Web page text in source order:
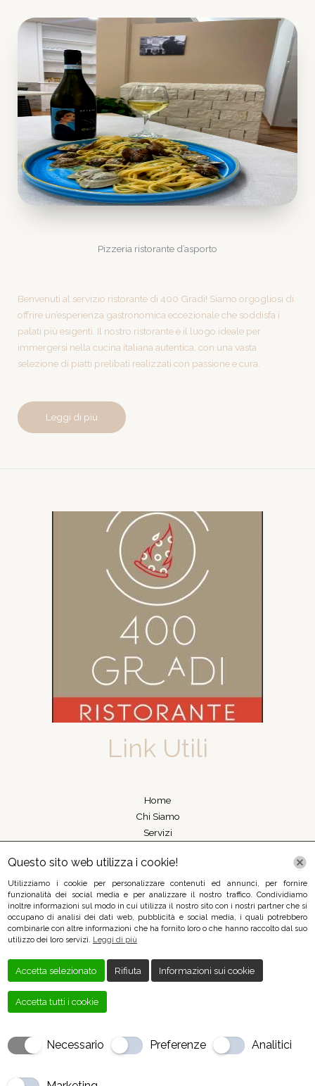
Pizzeria ristorante d’asporto
Benvenuti al servizio ristorante di 400 Gradi! Siamo orgogliosi di
offrire un’esperienza gastronomica eccezionale che soddisfa i
palati più esigenti. Il nostro ristorante è il luogo ideale per
immergersi nella cucina italiana autentica, con una vasta
selezione di piatti prelibati realizzati con passione e cura.
Leggi di più
Link Utili
Home
Chi Siamo
Servizi
Contatti
Contattaci
Telefono: +390932757288
Indirizzo: Viale Europa, 97016 Pozzallo RG, Italia
Cookie Policy
Creato da Local Web – Agenzia Web Marketing Milano
Questo sito web utilizza i cookie!
Utilizziamo i cookie per personalizzare contenuti ed annunci, per fornire
funzionalità dei social media e per analizzare il nostro traffico. Condividiamo
inoltre informazioni sul modo in cui utilizza il nostro sito con i nostri partner che si
occupano di analisi dei dati web, pubblicità e social media, i quali potrebbero
combinarle con altre informazioni che ha fornito loro o che hanno raccolto dal suo
utilizzo dei loro servizi. Leggi di più
Accetta selezionato Rifiuta Informazioni sui cookie
Accetta tutti i cookie
Necessario Preferenze Analitici